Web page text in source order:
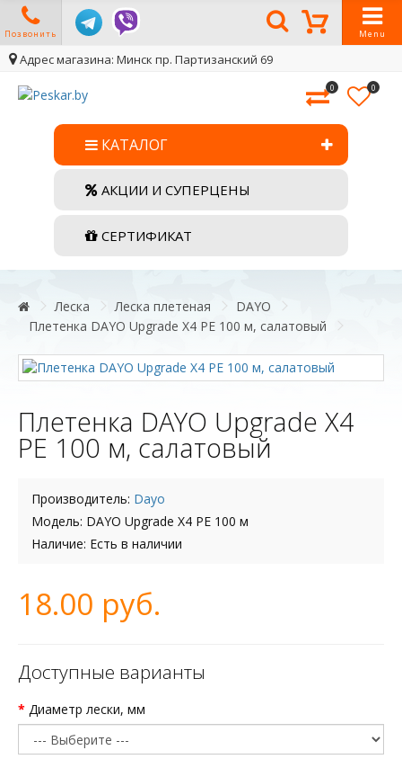
Позвонить Menu
Адрес магазина: Минск пр. Партизанский 69
0 0
КАТАЛОГ
АКЦИИ И СУПЕРЦЕНЫ
СЕРТИФИКАТ
Леска Леска плетеная
DAYO
Плетенка DAYO Upgrade X4 PE 100 м, салатовый
Плетенка DAYO Upgrade X4
PE 100 м, салатовый
Производитель: Dayo
Модель: DAYO Upgrade X4 PE 100 м
Наличие: Есть в наличии
18.00 руб.
Доступные варианты
Диаметр лески, мм